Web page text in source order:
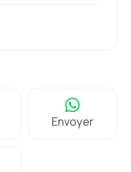
Envoyer